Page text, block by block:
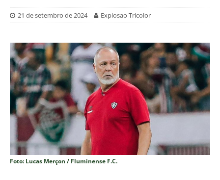
21 de setembro de 2024 Explosao Tricolor
Foto: Lucas Merçon / Fluminense F.C.